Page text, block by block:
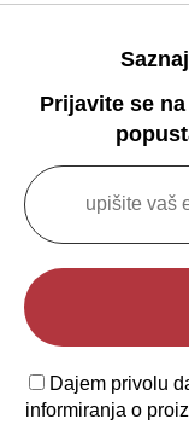
Prijavite se
Dajem privolu
informiranja o